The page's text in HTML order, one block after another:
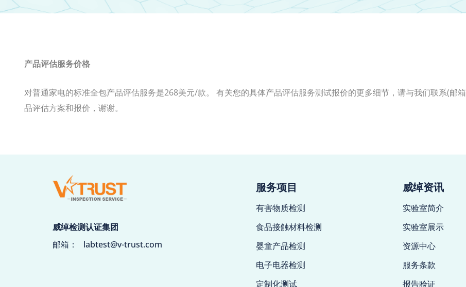
产品评估服务价格
对普通家电的标准全包产品评估服务是268美元/款。 有关您的具体产品评估服务测试报价的更多细节，请与我们联系(邮箱
品评估方案和报价，谢谢。
威绰检测认证集团
邮箱： labtest@v-trust.com
服务项目
有害物质检测
食品接触材料检测
婴童产品检测
电子电器检测
定制化测试
威绰资讯
实验室简介
实验室展示
资源中心
服务条款
报告验证